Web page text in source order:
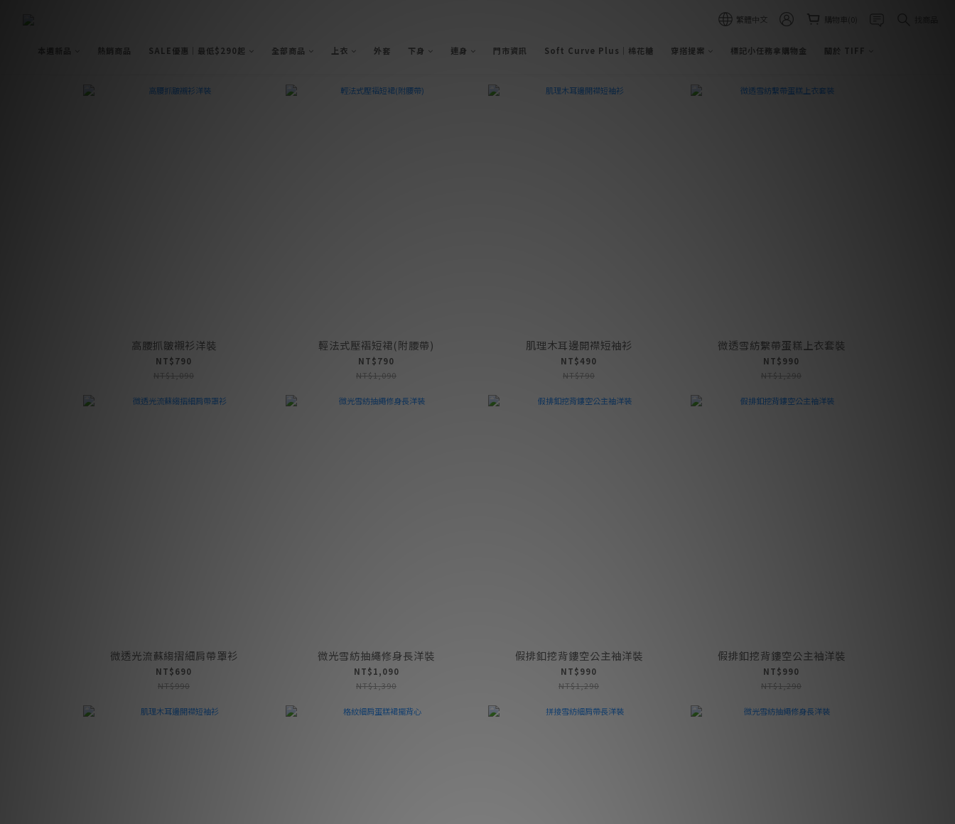
繁體中文 購物車(0)
熱銷商品 SALE優惠｜最低$290起 全部商品 上衣 外套 下身 連身 門市資訊 Soft Curve Plus｜棉花糖 穿搭提案 標記小任務拿購物金 關於 TIFF
高腰抓皺襯衫洋裝
NT$790
NT$1,090
輕法式壓褶短裙(附腰帶)
NT$790
NT$1,090
肌理木耳邊開襟短袖衫
NT$490
NT$790
微透雪紡繫帶蛋糕上衣套裝
NT$990
NT$1,290
微透光流蘇縐摺細肩帶罩衫
NT$690
NT$990
微光雪紡抽繩修身長洋裝
NT$1,090
NT$1,390
假排釦挖背鏤空公主袖洋裝
NT$990
NT$1,290
假排釦挖背鏤空公主袖洋裝
NT$990
NT$1,290